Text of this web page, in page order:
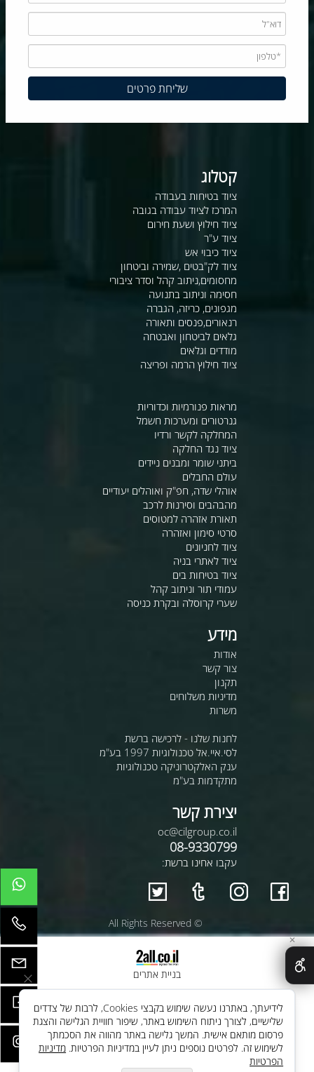
קטלוג
ציוד בטיחות בעבודה
המרכז לציוד עבודה בגובה
ציוד חילוץ ושעת חירום
ציוד ע"ר
ציוד כיבוי אש
ציוד לק"בטים ,שמירה וביטחון
מחסומים,ניתוב קהל וסדר ציבורי
חסימה וניתוב בתנועה
מגפונים, כריזה, הגברה
רנאורים,פנסים ותאורה
גלאים לביטחון ואבטחה
מודדים וגלאים
ציוד חילוץ הרמה ופריצה
מראות פנורמיות וכדוריות
גנרטורים ומערכות חשמל
המחלקה לקשר ורדיו
ציוד נגד החלקה
ביתני שומר ומבנים ניידים
עולם החבלים
אוהלי שדה, חפ"ק ואוהלים יעודיים
מהבהבים וסירנות לרכב
תאורת אזהרה למטוסים
סרטי סימון ואזהרה
ציוד לחניונים
ציוד לאתרי בניה
ציוד בטיחות בים
עמודי תור וניתוב קהל
שערי קרוסלה ובקרת כניסה
מידע
אודות
צור קשר
תקנון
מדיניות משלוחים
משרות
לחנות שלנו - לרכישה ברשת
לסי.איי.אל טכנולוגיות 1997 בע"מ
ענק האלקטרוניקה טכנולוגיות
מתקדמות בע"מ
יצירת קשר
oc@cilgroup.co.il
08-9330799
עקבו אחינו ברשת:
© All Rights Reserved
בניית אתרים
✕
לידיעתך, באתרנו נעשה שימוש בקבצי Cookies, לרבות של צדדים
שלישיים, לצורך ניתוח השימוש באתר, שיפור חוויית הגלישה והצגת
פרסום מותאם אישית. המשך גלישה באתר מהווה את הסכמתך
לשימוש זה. לפרטים נוספים ניתן לעיין במדיניות הפרטיות. מדיניות
הפרטיות